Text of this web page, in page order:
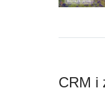
CRM i